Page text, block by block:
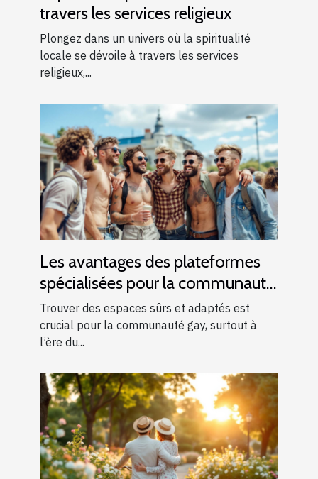
travers les services religieux
Plongez dans un univers où la spiritualité
locale se dévoile à travers les services
religieux,...
Les avantages des plateformes
spécialisées pour la communauté
gay
Trouver des espaces sûrs et adaptés est
crucial pour la communauté gay, surtout à
l’ère du...